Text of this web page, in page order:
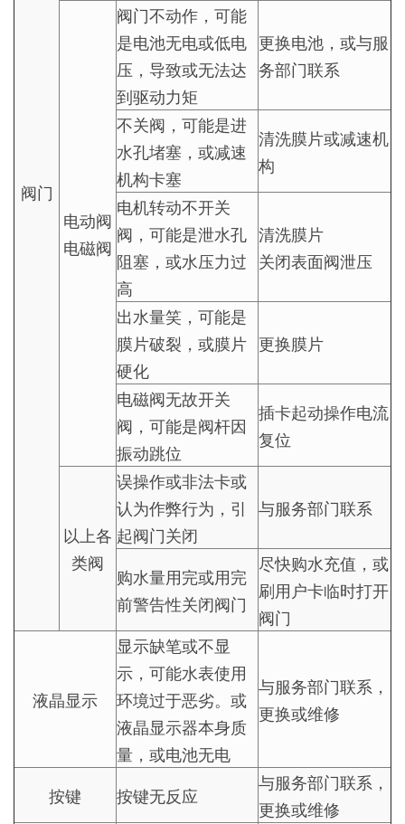
阀门
电动阀
电磁阀
阀门不动作，可能
是电池无电或低电
压，导致或无法达
到驱动力矩
更换电池，或与服
务部门联系
不关阀，可能是进
水孔堵塞，或减速
机构卡塞
清洗膜片或减速机
构
电机转动不开关
阀，可能是泄水孔
阻塞，或水压力过
高
清洗膜片
关闭表面阀泄压
出水量笑，可能是
膜片破裂，或膜片
硬化
更换膜片
电磁阀无故开关
阀，可能是阀杆因
振动跳位
插卡起动操作电流
复位
以上各
类阀
误操作或非法卡或
认为作弊行为，引
起阀门关闭
与服务部门联系
购水量用完或用完
前警告性关闭阀门
尽快购水充值，或
刷用户卡临时打开
阀门
液晶显示
显示缺笔或不显
示，可能水表使用
环境过于恶劣。或
液晶显示器本身质
量，或电池无电
与服务部门联系，
更换或维修
按键 按键无反应
与服务部门联系，
更换或维修